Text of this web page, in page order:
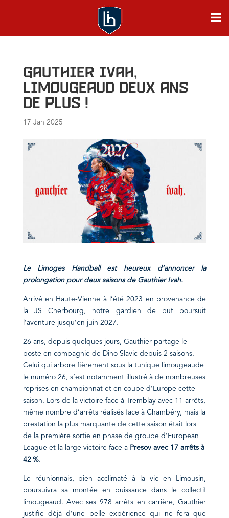
Gauthier Ivah,
limougeaud deux ans
de plus !
17 Jan 2025
Le Limoges Handball est heureux d’annoncer la
prolongation pour deux saisons de Gauthier Ivah.
Arrivé en Haute-Vienne à l’été 2023 en provenance de
la JS Cherbourg, notre gardien de but poursuit
l’aventure jusqu’en juin 2027.
26 ans, depuis quelques jours, Gauthier partage le
poste en compagnie de Dino Slavic depuis 2 saisons.
Celui qui arbore fièrement sous la tunique limougeaude
le numéro 26, s’est notamment illustré à de nombreuses
reprises en championnat et en coupe d’Europe cette
saison. Lors de la victoire face à Tremblay avec 11 arrêts,
même nombre d’arrêts réalisés face à Chambéry, mais la
prestation la plus marquante de cette saison était lors
de la première sortie en phase de groupe d’European
League et la large victoire face a Presov avec 17 arrêts à
42 %.
Le réunionnais, bien acclimaté à la vie en Limousin,
poursuivra sa montée en puissance dans le collectif
limougeaud. Avec ses 978 arrêts en carrière, Gauthier
justifie déjà d’une belle expérience qui ne fera que